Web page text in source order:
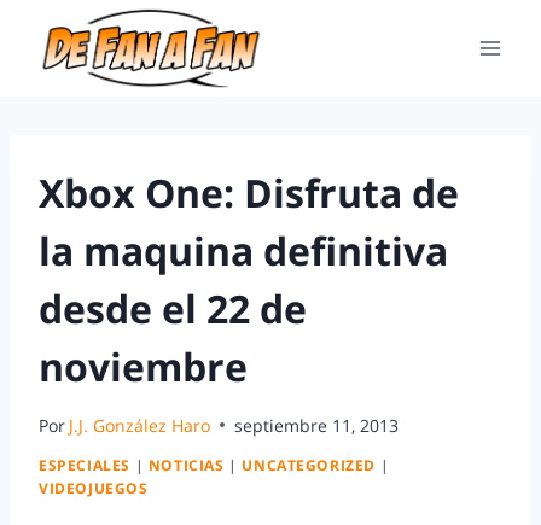
Xbox One: Disfruta de
la maquina definitiva
desde el 22 de
noviembre
Por J.J. González Haro septiembre 11, 2013
ESPECIALES | NOTICIAS | UNCATEGORIZED |
VIDEOJUEGOS